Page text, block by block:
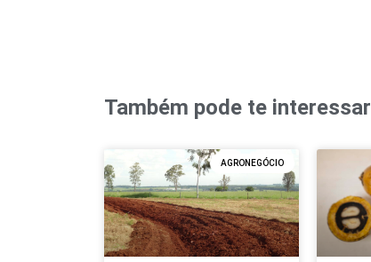
Também pode te interessar
AGRONEGÓCIO